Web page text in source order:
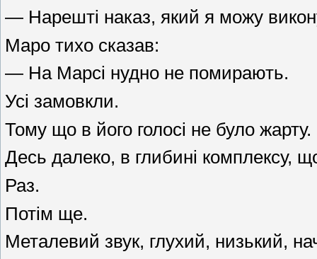
— Нарешті наказ, який я можу
Маро тихо сказав:
— На Марсі нудно не помирають.
Усі замовкли.
Тому що в його голосі не було жарту.
Десь далеко, в глибині комплексу,
Раз.
Потім ще.
Металевий звук, глухий, низький,